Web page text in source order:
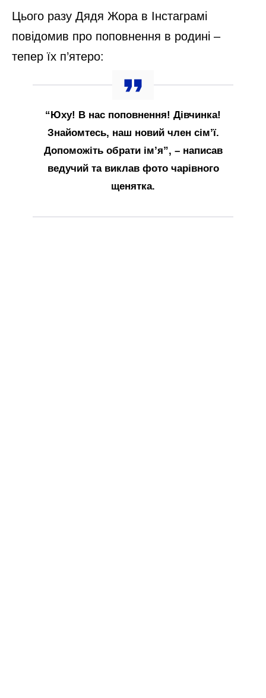
Цього разу Дядя Жора в Інстаграмі
повідомив про поповнення в родині –
тепер їх п’ятеро:
“Юху! В нас поповнення! Дівчинка!
Знайомтесь, наш новий член сім’ї.
Допоможіть обрати ім’я”, – написав
ведучий та виклав фото чарівного
щенятка.